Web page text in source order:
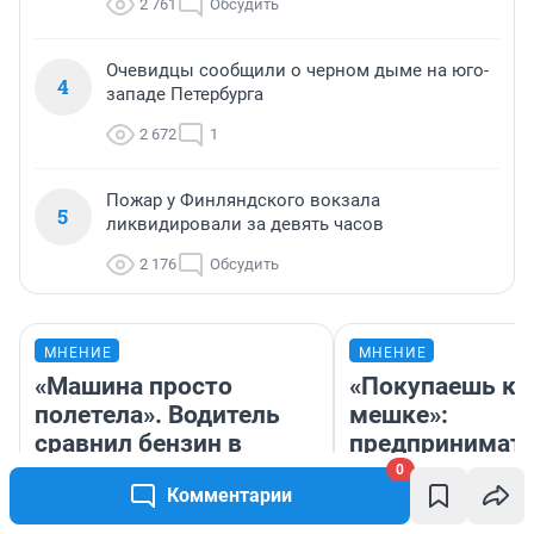
Комментарии
0
2 761 Обсудить
4
Очевидцы сообщили о черном дыме на юго-
западе Петербурга
2 672 1
5
Пожар у Финляндского вокзала
ликвидировали за девять часов
2 176 Обсудить
МНЕНИЕ
«Машина просто
полетела». Водитель
сравнил бензин в
Казахстане и России
МНЕНИЕ
«Покупаешь
мешке»:
рассказала,
самом деле